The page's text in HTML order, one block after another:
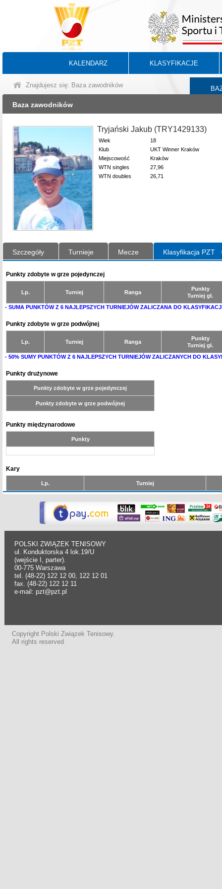
KALENDARZ KLASYFIKACJE
Znajdujesz się: Baza zawodników
Baza zawodników
Tryjański Jakub (TRY1429133)
Wiek
18
Klub
UKT Winner Kraków
Miejscowość
Kraków
WTN singles
27,96
WTN doubles
26,71
Szczegóły Turnieje Mecze Klasyfikacja PZT
Punkty zdobyte w grze pojedynczej
Lp. Turniej Ranga
Punkty
Turniej gł.
- SUMA PUNKTÓW Z 6 NAJLEPSZYCH TURNIEJÓW ZALICZANA DO
Punkty zdobyte w grze podwójnej
Lp. Turniej Ranga
Punkty
Turniej gł.
- 50% SUMY PUNKTÓW Z 6 NAJLEPSZYCH TURNIEJÓW ZALICZANYCH DO
Punkty drużynowe
Punkty zdobyte w grze pojedynczej
Punkty zdobyte w grze podwójnej
Punkty międzynarodowe
Punkty
Kary
Lp. Turniej
POLSKI ZWIĄZEK TENISOWY
ul. Konduktorska 4 lok.19/U
(wejście I, parter).
00-775 Warszawa
tel. (48-22) 122 12 00, 122 12 01
fax. (48-22) 122 12 11
e-mail: pzt@pzt.pl
Copyright Polski Związek Tenisowy.
All rights reserved